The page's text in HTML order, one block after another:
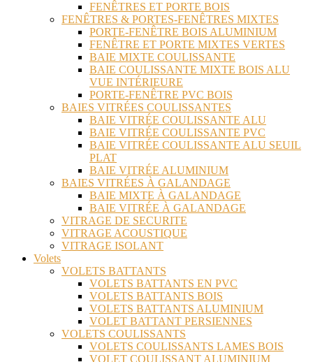
FENÊTRES ET PORTE BOIS
FENÊTRES & PORTES-FENÊTRES MIXTES
PORTE-FENÊTRE BOIS ALUMINIUM
FENÊTRE ET PORTE MIXTES VERTES
BAIE MIXTE COULISSANTE
BAIE COULISSANTE MIXTE BOIS ALU
VUE INTÉRIEURE
PORTE-FENÊTRE PVC BOIS
BAIES VITRÉES COULISSANTES
BAIE VITRÉE COULISSANTE ALU
BAIE VITRÉE COULISSANTE PVC
BAIE VITRÉE COULISSANTE ALU SEUIL
PLAT
BAIE VITRÉE ALUMINIUM
BAIES VITRÉES À GALANDAGE
BAIE MIXTE À GALANDAGE
BAIE VITRÉE À GALANDAGE
VITRAGE DE SECURITE
VITRAGE ACOUSTIQUE
VITRAGE ISOLANT
Volets
VOLETS BATTANTS
VOLETS BATTANTS EN PVC
VOLETS BATTANTS BOIS
VOLETS BATTANTS ALUMINIUM
VOLET BATTANT PERSIENNES
VOLETS COULISSANTS
VOLETS COULISSANTS LAMES BOIS
VOLET COULISSANT ALUMINIUM